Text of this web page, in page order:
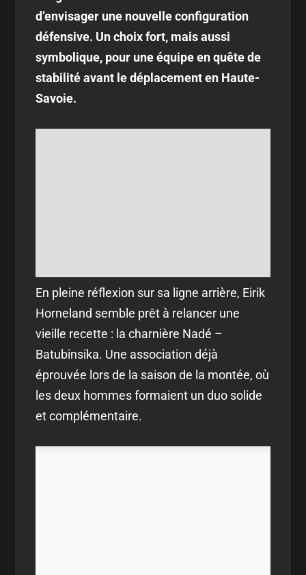
d’envisager une nouvelle configuration
défensive. Un choix fort, mais aussi
symbolique, pour une équipe en quête de
stabilité avant le déplacement en Haute-
Savoie.
En pleine réflexion sur sa ligne arrière, Eirik
Horneland semble prêt à relancer une
vieille recette : la charnière Nadé –
Batubinsika. Une association déjà
éprouvée lors de la saison de la montée, où
les deux hommes formaient un duo solide
et complémentaire.